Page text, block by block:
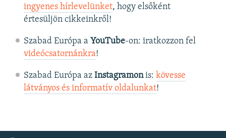
ingyenes hírlevelünket, hogy elsőként
értesüljön cikkeinkről!
Szabad Európa a YouTube-on: iratkozzon fel
videócsatornánkra!
Szabad Európa az Instagramonis: kövesse
látványos és informatív oldalunkat! ​